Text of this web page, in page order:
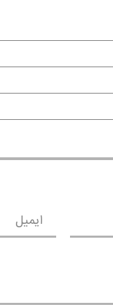
ایمیل